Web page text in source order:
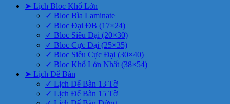
➤ Lịch Bloc Khổ Lớn
✓ Bloc Bìa Laminate
✓ Bloc Đại ĐB (17×24)
✓ Bloc Siêu Đại (20×30)
✓ Bloc Cực Đại (25×35)
✓ Bloc Siêu Cực Đại (30×40)
✓ Bloc Khổ Lớn Nhất (38×54)
➤ Lịch Để Bàn
✓ Lịch Để Bàn 13 Tờ
✓ Lịch Để Bàn 15 Tờ